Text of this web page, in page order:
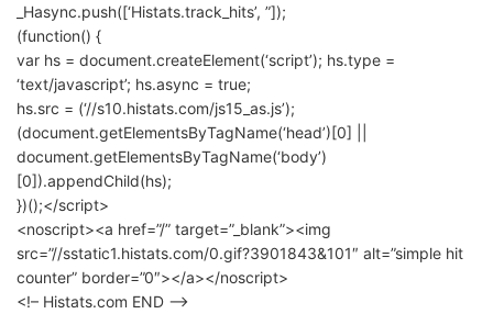
_Hasync.push([‘Histats.track_hits’, ”]);
(function() {
var hs = document.createElement(‘script’); hs.type =
‘text/javascript’; hs.async = true;
hs.src = (‘//s10.histats.com/js15_as.js’);
(document.getElementsByTagName(‘head’)[0] ||
document.getElementsByTagName(‘body’)
[0]).appendChild(hs);
})();</script>
<noscript><a href=”/” target=”_blank”><img
src=”//sstatic1.histats.com/0.gif?3901843&101″ alt=”simple hit
counter” border=”0″></a></noscript>
<!– Histats.com END –>